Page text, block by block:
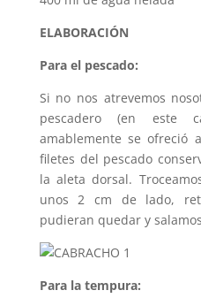
ELABORACIÓN
Para el pescado:
Si no nos atrevemos
pescadero (en este
amablemente se ofreció
filetes del pescado
la aleta dorsal.
unos 2 cm de lado,
pudieran quedar y
Para la tempura: